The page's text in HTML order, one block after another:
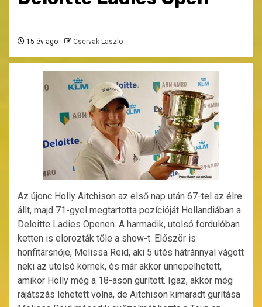
15 év ago Cservak Laszlo
Az újonc Holly Aitchison az első nap után 67-tel az élre
állt, majd 71-gyel megtartotta pozícióját Hollandiában a
Deloitte Ladies Openen. A harmadik, utolsó fordulóban
ketten is elorozták tőle a show-t. Először is
honfitársnője, Melissa Reid, aki 5 ütés hátránnyal vágott
neki az utolsó körnek, és már akkor ünnepelhetett,
amikor Holly még a 18-ason gurított. Igaz, akkor még
rájátszás lehetett volna, de Aitchison kimaradt gurítása